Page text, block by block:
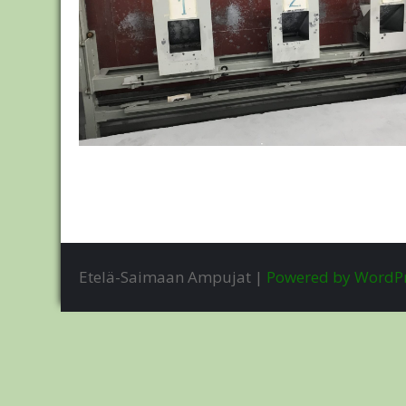
Artikkelien
selaus
Etelä-Saimaan Ampujat | Powered by